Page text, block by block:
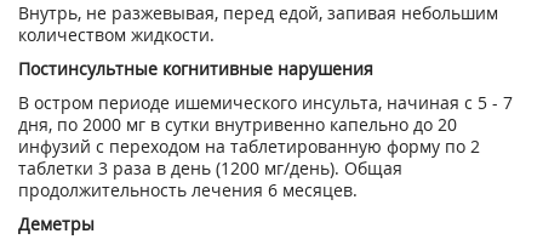
Внутрь, не разжевывая, перед едой, запивая небольшим
количеством жидкости.
Постинсультные когнитивные нарушения
В остром периоде ишемического инсульта, начиная с 5 - 7
дня, по 2000 мг в сутки внутривенно капельно до 20
инфузий с переходом на таблетированную форму по 2
таблетки 3 раза в день (1200 мг/день). Общая
продолжительность лечения 6 месяцев.
Деметры